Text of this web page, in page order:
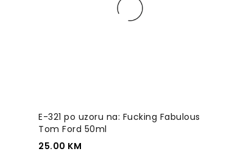
E-321 po uzoru na: Fucking Fabulous
Tom Ford 50ml
25.00 KM